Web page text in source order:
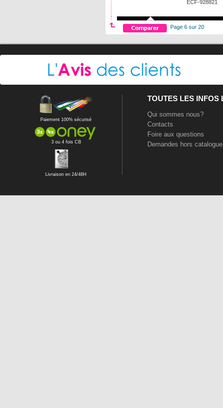
ECF-928821
Page 6 sur 20
Paiement 100% sécurisé
3 ou 4 fois CB
Livraison en 24/48H
TOUTES LES INFOS
Qui sommes nous?
Contacts
Foire aux questions
Demandes hors catalogue